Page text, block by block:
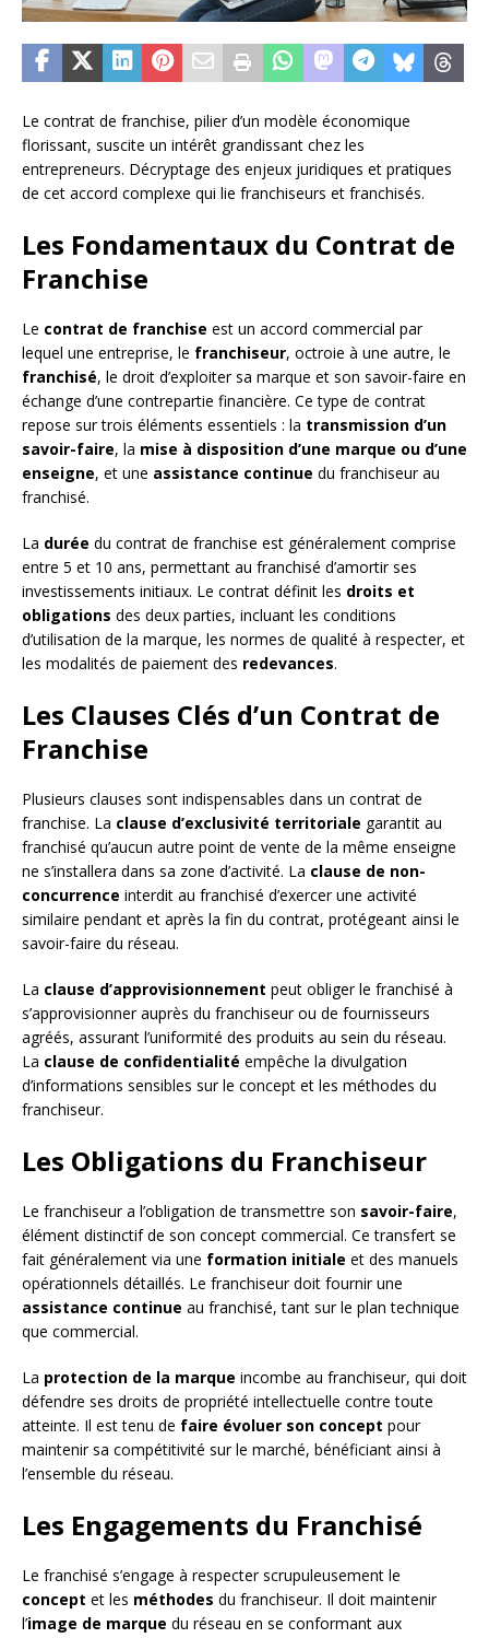
Le contrat de franchise, pilier d’un modèle économique
florissant, suscite un intérêt grandissant chez les
entrepreneurs. Décryptage des enjeux juridiques et pratiques
de cet accord complexe qui lie franchiseurs et franchisés.
Les Fondamentaux du Contrat de
Franchise
Le contrat de franchise est un accord commercial par
lequel une entreprise, le franchiseur, octroie à une autre, le
franchisé, le droit d’exploiter sa marque et son savoir-faire en
échange d’une contrepartie financière. Ce type de contrat
repose sur trois éléments essentiels : la transmission d’un
savoir-faire, la mise à disposition d’une marque ou d’une
enseigne, et une assistance continue du franchiseur au
franchisé.
La durée du contrat de franchise est généralement comprise
entre 5 et 10 ans, permettant au franchisé d’amortir ses
investissements initiaux. Le contrat définit les droits et
obligations des deux parties, incluant les conditions
d’utilisation de la marque, les normes de qualité à respecter, et
les modalités de paiement des redevances.
Les Clauses Clés d’un Contrat de
Franchise
Plusieurs clauses sont indispensables dans un contrat de
franchise. La clause d’exclusivité territoriale garantit au
franchisé qu’aucun autre point de vente de la même enseigne
ne s’installera dans sa zone d’activité. La clause de non-
concurrence interdit au franchisé d’exercer une activité
similaire pendant et après la fin du contrat, protégeant ainsi le
savoir-faire du réseau.
La clause d’approvisionnement peut obliger le franchisé à
s’approvisionner auprès du franchiseur ou de fournisseurs
agréés, assurant l’uniformité des produits au sein du réseau.
La clause de confidentialité empêche la divulgation
d’informations sensibles sur le concept et les méthodes du
franchiseur.
Les Obligations du Franchiseur
Le franchiseur a l’obligation de transmettre son savoir-faire,
élément distinctif de son concept commercial. Ce transfert se
fait généralement via une formation initiale et des manuels
opérationnels détaillés. Le franchiseur doit fournir une
assistance continue au franchisé, tant sur le plan technique
que commercial.
La protection de la marque incombe au franchiseur, qui doit
défendre ses droits de propriété intellectuelle contre toute
atteinte. Il est tenu de faire évoluer son concept pour
maintenir sa compétitivité sur le marché, bénéficiant ainsi à
l’ensemble du réseau.
Les Engagements du Franchisé
Le franchisé s’engage à respecter scrupuleusement le
concept et les méthodes du franchiseur. Il doit maintenir
l’image de marque du réseau en se conformant aux